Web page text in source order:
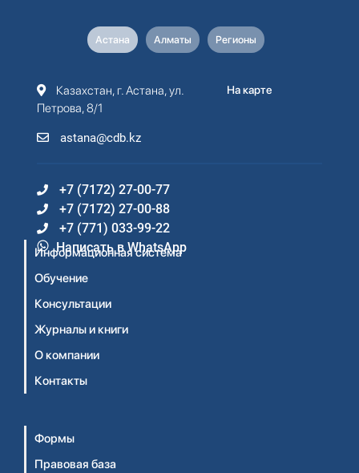
Астана Алматы Регионы
Казахстан, г. Астана, ул.
Петрова, 8/1
astana@cdb.kz
На карте
+7 (7172) 27-00-77
+7 (7172) 27-00-88
+7 (771) 033-99-22
Написать в WhatsApp
Информационная система
Обучение
Консультации
Журналы и книги
О компании
Контакты
Формы
Правовая база